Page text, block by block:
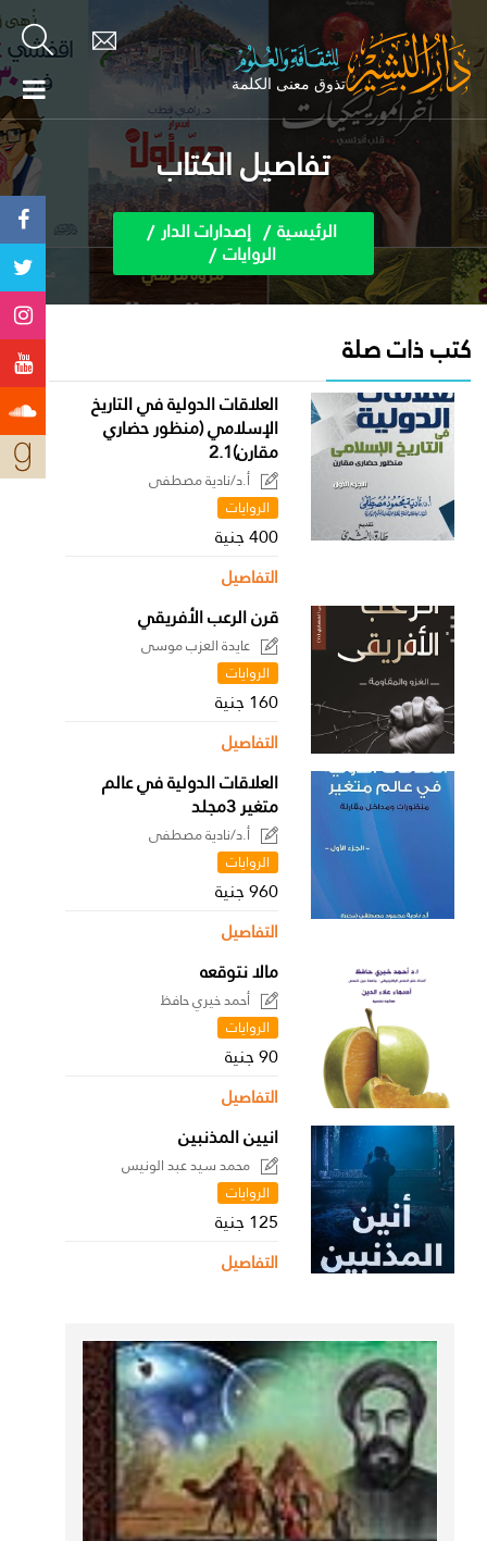
تفاصيل الكتاب
الرئيسية إصدارات الدار
الروايات
كتب ذات صلة
العلاقات الدولية في التاريخ
الإسلامي (منظور حضاري
مقارن)2.1
أ.د/نادية مصطفى
الروايات
400 جنية
التفاصيل
قرن الرعب الأفريقي
عايدة العزب موسى
الروايات
160 جنية
التفاصيل
العلاقات الدولية في عالم
متغير 3مجلد
أ.د/نادية مصطفى
الروايات
960 جنية
التفاصيل
مالا نتوقعه
أحمد خيري حافظ
الروايات
90 جنية
التفاصيل
انيين المذنبين
محمد سيد عبد الونيس
الروايات
125 جنية
التفاصيل